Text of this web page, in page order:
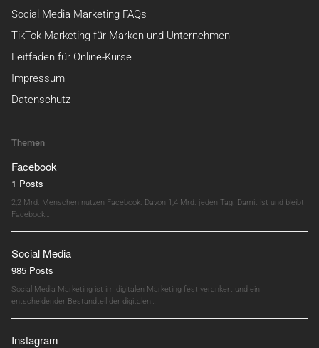
Social Media Marketing FAQs
TikTok Marketing für Marken und Unternehmen
Leitfaden für Online-Kurse
Impressum
Datenschutz
Themen
Facebook
1 Posts
2,2 Mrd. Menschen nutzen Facebook. Davon 1,4 Mrd. jeden Tag. Damit ist und bleibt
Facebook…
Social Media
985 Posts
Social Media Marketing ist im digitalen Marketing fest verankert und ein
entscheidender Bestandteil der digitalen…
Instagram